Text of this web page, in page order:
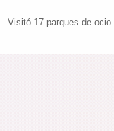
Visitó 17 parques de ocio.